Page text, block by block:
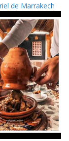
de Marrakech